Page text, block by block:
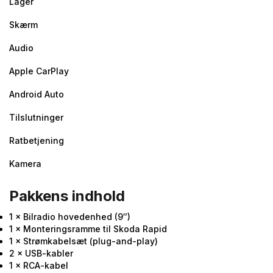
Skærm
Audio
Apple CarPlay
Android Auto
Tilslutninger
Ratbetjening
Kamera
Pakkens indhold
1 × Bilradio hovedenhed (9″)
1 × Monteringsramme til Skoda Rapid
1 × Strømkabelsæt (plug-and-play)
2 × USB-kabler
1 × RCA-kabel